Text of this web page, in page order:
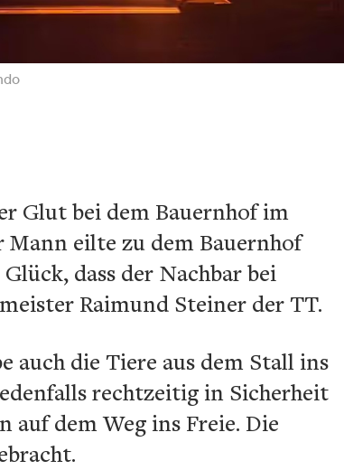
Glut bei dem Bauernhof im
Mann eilte zu dem Bauernhof
dass der Nachbar bei
Raimund Steiner der TT.
auch die Tiere aus dem Stall ins
rechtzeitig in Sicherheit
dem Weg ins Freie. Die